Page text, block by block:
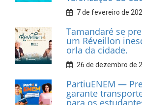
10 de fevereiro de
Dia do Frevo:
cultural em
9 de fevereiro de 2026
Prefeitura de
fortalece apoio
catadores de
recicláveis